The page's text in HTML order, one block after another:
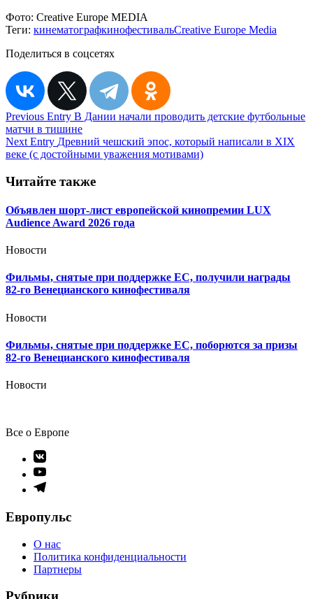
Фото: Creative Europe MEDIA
Теги: кинематографкинофестивальCreative Europe Media
Поделиться в соцсетях
Навигация
по
записям
Previous Entry В Дании начали проводить детские футбольные
матчи в тишине
Next Entry Древний чешский эпос, который написали в XIX
веке (с достойными уважения мотивами)
Читайте также
Объявлен шорт-лист европейской кинопремии LUX
Audience Award 2026 года
Новости
Фильмы, снятые при поддержке ЕС, получили награды
82-го Венецианского кинофестиваля
Новости
Фильмы, снятые при поддержке ЕС, поборются за призы
82-го Венецианского кинофестиваля
Новости
Все о Европе
Элемент
меню
Элемент
меню
Элемент
Европульс
О нас
Политика конфиденциальности
Партнеры
Рубрики